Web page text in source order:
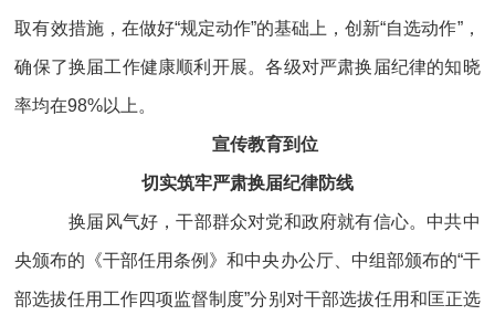
取有效措施，在做好“规定动作”的基础上，创新“自选动作”，
确保了换届工作健康顺利开展。各级对严肃换届纪律的知晓
率均在98%以上。
宣传教育到位
切实筑牢严肃换届纪律防线
换届风气好，干部群众对党和政府就有信心。中共中
央颁布的《干部任用条例》和中央办公厅、中组部颁布的“干
部选拔任用工作四项监督制度”分别对干部选拔任用和匡正选